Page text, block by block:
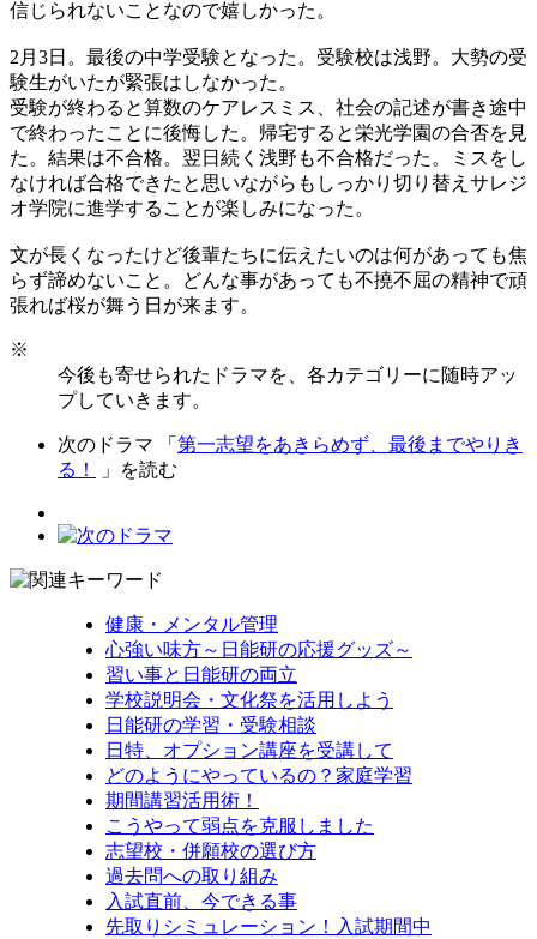
信じられないことなので嬉しかった。
2月3日。最後の中学受験となった。受験校は浅野。大勢の受
験生がいたが緊張はしなかった。
受験が終わると算数のケアレスミス、社会の記述が書き途中
で終わったことに後悔した。帰宅すると栄光学園の合否を見
た。結果は不合格。翌日続く浅野も不合格だった。ミスをし
なければ合格できたと思いながらもしっかり切り替えサレジ
オ学院に進学することが楽しみになった。
文が長くなったけど後輩たちに伝えたいのは何があっても焦
らず諦めないこと。どんな事があっても不撓不屈の精神で頑
張れば桜が舞う日が来ます。
※
今後も寄せられたドラマを、各カテゴリーに随時アッ
プしていきます。
次のドラマ 「 第一志望をあきらめず、最後までやりき
る！
」を読む
健康・メンタル管理
心強い味方～日能研の応援グッズ～
習い事と日能研の両立
学校説明会・文化祭を活用しよう
日能研の学習・受験相談
日特、オプション講座を受講して
どのようにやっているの？家庭学習
期間講習活用術！
こうやって弱点を克服しました
志望校・併願校の選び方
過去問への取り組み
入試直前、今できる事
先取りシミュレーション！入試期間中